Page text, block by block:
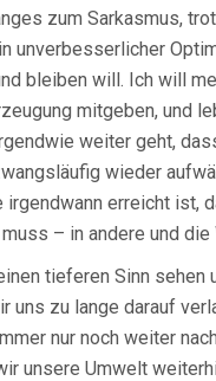
zum Sarkasmus,
unverbesserlicher
bleiben will. Ich will
mitgeben, und
weiter geht,
wieder
erreicht ist,
– in andere und die
tieferen Sinn sehen
uns zu lange darauf
nur noch weiter
unsere Umwelt